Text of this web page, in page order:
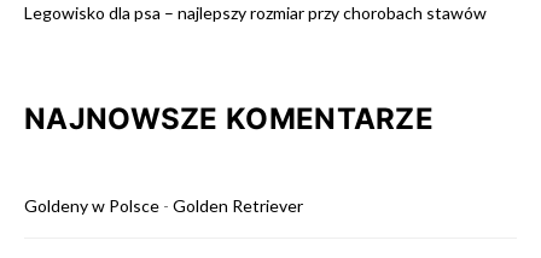
Legowisko dla psa – najlepszy rozmiar przy chorobach stawów
NAJNOWSZE KOMENTARZE
Goldeny w Polsce - Golden Retriever